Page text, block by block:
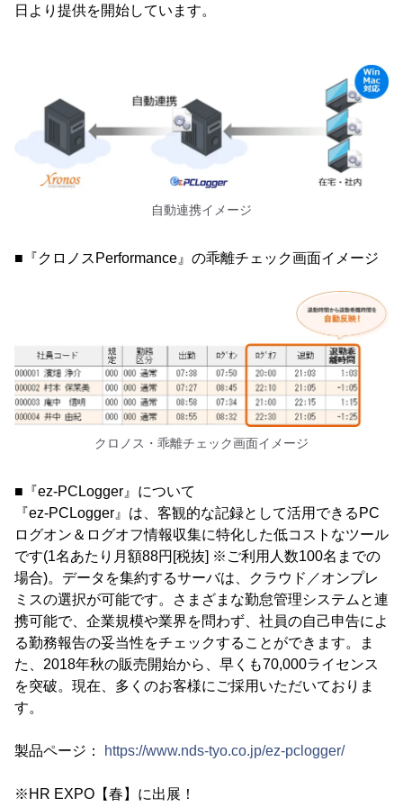
日より提供を開始しています。
自動連携イメージ
■『クロノスPerformance』の乖離チェック画面イメージ
クロノス・乖離チェック画面イメージ
■『ez-PCLogger』について
『ez-PCLogger』は、客観的な記録として活用できるPC
ログオン＆ログオフ情報収集に特化した低コストなツール
です(1名あたり月額88円[税抜] ※ご利用人数100名までの
場合)。データを集約するサーバは、クラウド／オンプレ
ミスの選択が可能です。さまざまな勤怠管理システムと連
携可能で、企業規模や業界を問わず、社員の自己申告によ
る勤務報告の妥当性をチェックすることができます。ま
た、2018年秋の販売開始から、早くも70,000ライセンス
を突破。現在、多くのお客様にご採用いただいておりま
す。
製品ページ： https://www.nds-tyo.co.jp/ez-pclogger/
※HR EXPO【春】に出展！